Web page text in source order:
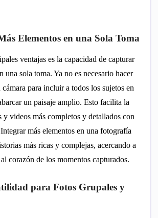
Elementos en una Sola Toma
ventajas es la capacidad de capturar
una sola toma. Ya no es necesario hacer
cámara para incluir a todos los sujetos en
un paisaje amplio. Esto facilita la
y videos más completos y detallados con
más elementos en una fotografía
más ricas y complejas, acercando a
corazón de los momentos capturados.
para Fotos Grupales y